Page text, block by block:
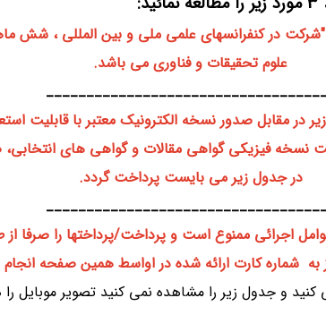
علوم تحقیقات و فناوری می باشد.
در مقابل صدور نسخه الکترونیک معتبر با قابلیت
در جدول زیر می بایست پرداخت گردد.
اجرائی ممنوع است و پرداخت/پرداختها را صرفا
به شماره کارت ارائه شده در اواسط همین صفحه
کنید و جدول زیر را مشاهده نمی کنید تصویر موبایل